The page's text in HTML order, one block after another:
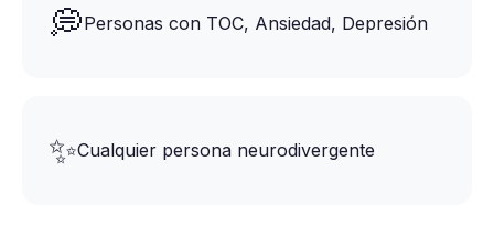
💭Personas con TOC, Ansiedad, Depresión
✨Cualquier persona neurodivergente